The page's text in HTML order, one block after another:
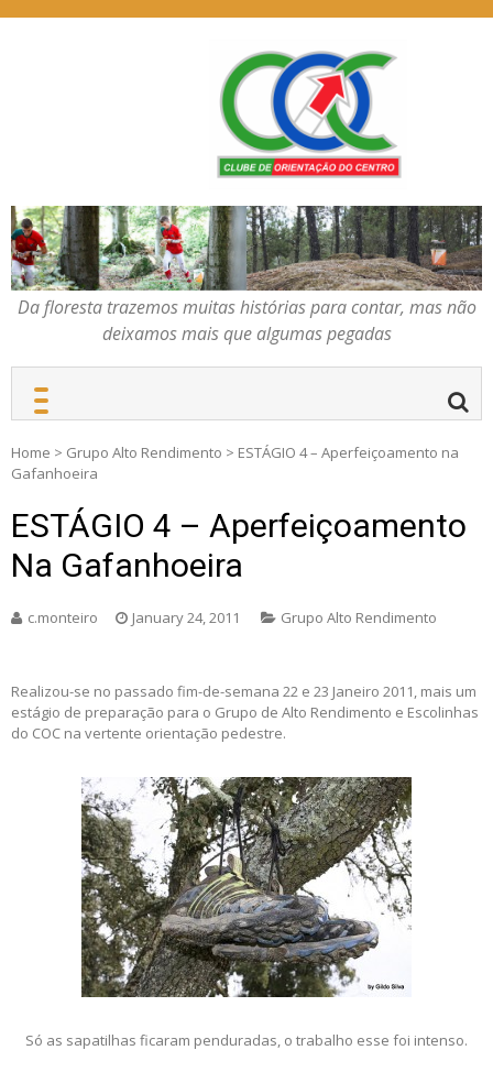
COC – CLUBE DE
ORIENTAÇÃO DO
CENTRO
Da floresta trazemos
muitas histórias para
contar, mas não deixamos
mais que algumas
pegadas
Da floresta trazemos muitas histórias para contar, mas não
deixamos mais que algumas pegadas
Home > Grupo Alto Rendimento > ESTÁGIO 4 – Aperfeiçoamento na
Gafanhoeira
ESTÁGIO 4 – Aperfeiçoamento
Na Gafanhoeira
c.monteiro January 24, 2011 Grupo Alto Rendimento
Realizou-se no passado fim-de-semana 22 e 23 Janeiro 2011, mais um
estágio de preparação para o Grupo de Alto Rendimento e Escolinhas
do COC na vertente orientação pedestre.
Só as sapatilhas ficaram penduradas, o trabalho esse foi intenso.